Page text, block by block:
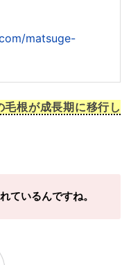
matsuge-
毛根が成長期に移行し
ているんですね。